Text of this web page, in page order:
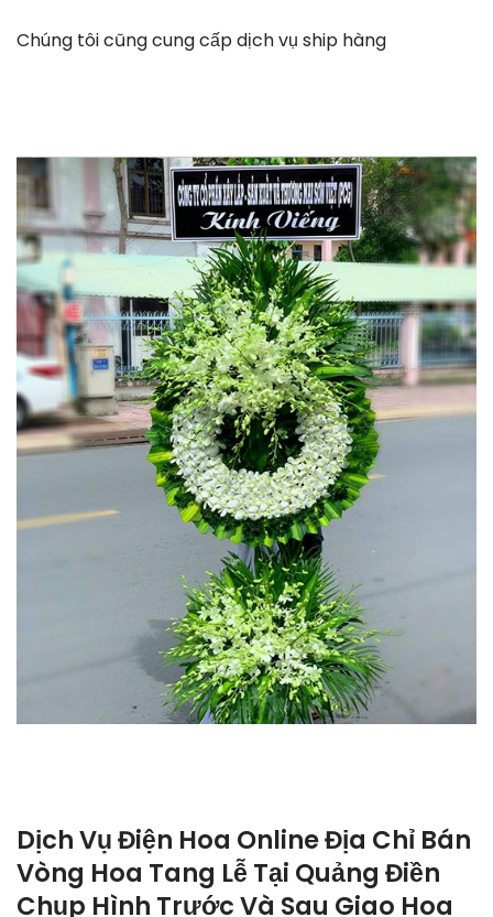
Chúng tôi cũng cung cấp dịch vụ ship hàng
Dịch Vụ Điện Hoa Online Địa Chỉ Bán
Vòng Hoa Tang Lễ Tại Quảng Điền
Chụp Hình Trước Và Sau Giao Hoa